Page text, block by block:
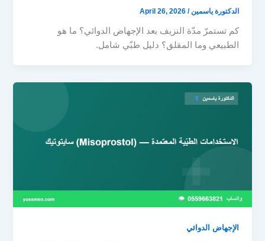
الدكتورة ياسمين/
April 26, 2026
كم تستمرّ مدّة النزيف بعد الإجهاض الدوائي؟ ما هو
الطبيعي وما المقلق؟ دليل طبّي شامل.
الإجهاض الدوائي